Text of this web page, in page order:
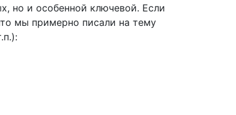
но и особенной ключевой. Если
мы примерно писали на тему